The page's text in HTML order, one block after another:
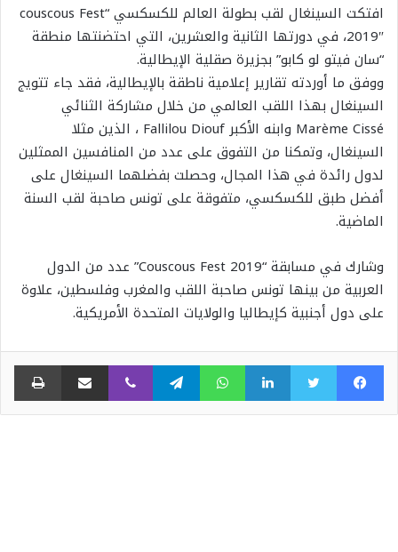
افتكت السينغال لقب بطولة العالم للكسكسي “couscous Fest
2019″، في دورتها الثانية والعشرين، التي احتضنتها منطقة
“سان فيتو لو كابو” بجزيرة صقلية الإيطالية.
ووفق ما أوردته تقارير إعلامية ناطقة بالإيطالية، فقد جاء تتويج
السينغال بهذا اللقب العالمي من خلال مشاركة الثنائي
Marème Cissé وابنه الأكبر Fallilou Diouf ، الذين مثلا
السينغال، وتمكنا من التفوق على عدد من المنافسين الممثلين
لدول رائدة في هذا المجال، وحصلت بفضلهما السينغال على
أفضل طبق للكسكسي، متفوقة على تونس صاحبة لقب السنة
الماضية.
وشارك في مسابقة “Couscous Fest 2019” عدد من الدول
العربية من بينها تونس صاحبة اللقب والمغرب وفلسطين، علاوة
على دول أجنبية كإيطاليا والولايات المتحدة الأمريكية.
فيسبوك تويتر لينكدإن واتساب تيلقرام ڤايبر مشاركة عبر البريد